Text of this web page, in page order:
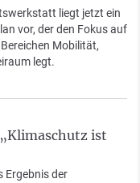
liegt jetzt ein
vor, der den Fokus auf
Mobilität,
legt.
ist
Ergebnis der